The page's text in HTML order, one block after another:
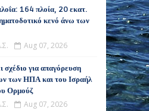
164 πλοία, 20 εκατ.
κενό άνω των
Aug 07, 2026
σχέδιο για απαγόρευση
των ΗΠΑ και του Ισραήλ
Ορμούζ
Aug 07, 2026